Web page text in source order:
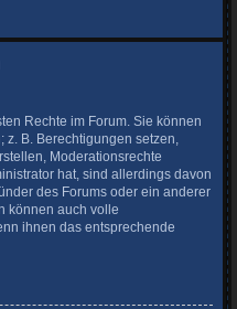
Rechte im Forum. Sie können
z. B. Berechtigungen setzen,
Moderationsrechte
hat, sind allerdings davon
des Forums oder ein anderer
können auch volle
ihnen das entsprechende